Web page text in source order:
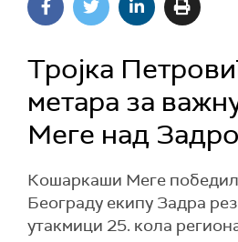
Тројка
метара за
Меге над
Кошаркаши Меге
Београду екипу Задра
утакмици 25. кола